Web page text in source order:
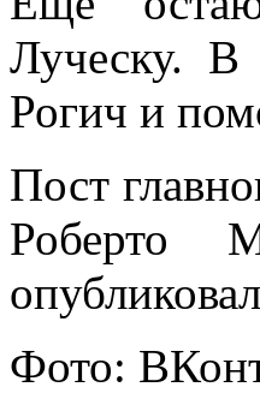
Луческу. В
Рогич и
Пост
Роберто
Фото: